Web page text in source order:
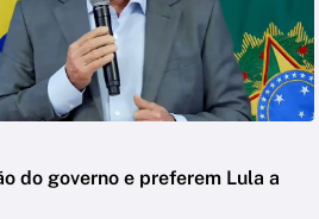
do governo e preferem Lula a